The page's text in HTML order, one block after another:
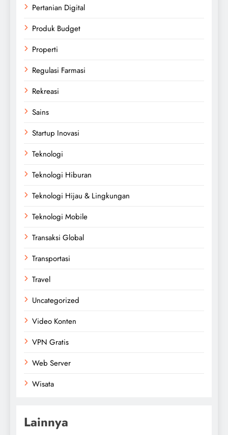
Pertanian Digital
Produk Budget
Properti
Regulasi Farmasi
Rekreasi
Sains
Startup Inovasi
Teknologi
Teknologi Hiburan
Teknologi Hijau & Lingkungan
Teknologi Mobile
Transaksi Global
Transportasi
Travel
Uncategorized
Video Konten
VPN Gratis
Web Server
Wisata
Lainnya